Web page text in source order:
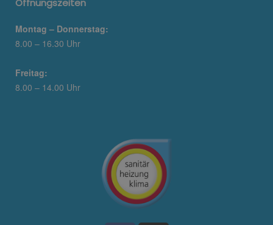
Montag – Donnerstag:
8.00 – 16.30 Uhr
Freitag:
8.00 – 14.00 Uhr